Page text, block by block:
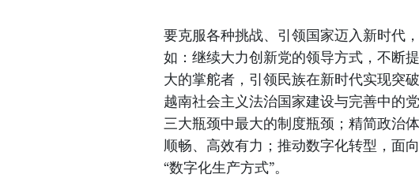
要克服各种挑战、引领国家迈入新时代
如：继续大力创新党的领导方式，不断
大的掌舵者，引领民族在新时代实现突
越南社会主义法治国家建设与完善中的
三大瓶颈中最大的制度瓶颈；精简政治
顺畅、高效有力；推动数字化转型，面
“数字化生产方式”。